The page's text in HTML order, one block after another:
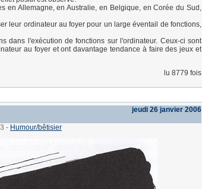
en Allemagne, en Australie, en Belgique, en Corée du Sud,
leur ordinateur au foyer pour un large éventail de fonctions,
dans l'exécution de fonctions sur l'ordinateur. Ceux-ci sont
au foyer et ont davantage tendance à faire des jeux et
lu 8779 fois
jeudi 26 janvier 2006
- Humour/bêtisier